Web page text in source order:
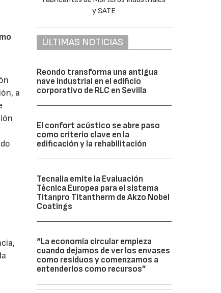
a
ÚLTIMAS NOTICIAS
Reondo transforma una antigua
nave industrial en el edificio
corporativo de RLC en Sevilla
El confort acústico se abre paso
como criterio clave en la
edificación y la rehabilitación
Tecnalia emite la Evaluación
Técnica Europea para el sistema
Titanpro Titantherm de Akzo Nobel
Coatings
“La economía circular empieza
cuando dejamos de ver los envases
como residuos y comenzamos a
entenderlos como recursos”